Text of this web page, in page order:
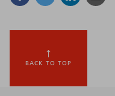
BACK TO TOP